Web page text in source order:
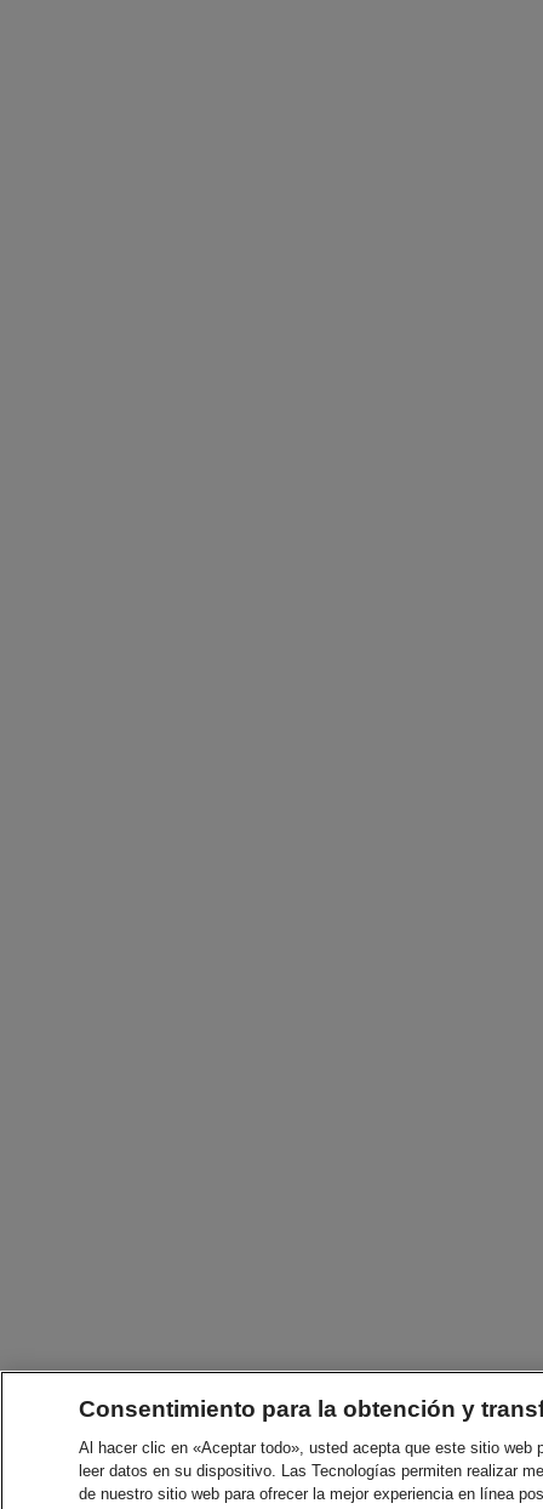
Consentimiento para la obtención y
Al hacer clic en «Aceptar todo», usted acepta que este sitio
leer datos en su dispositivo. Las Tecnologías permiten realizar
de nuestro sitio web para ofrecer la mejor experiencia en línea